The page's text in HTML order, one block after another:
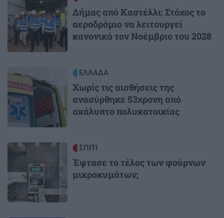
Δήμας από Καστέλλι: Στόχος το
αεροδρόμιο να λειτουργεί
κανονικά τον Νοέμβριο του 2028
Image ΕΛΛΑΔΑ
Χωρίς τις αισθήσεις της
ανασύρθηκε 53χρονη από
ακάλυπτο πολυκατοικίας
Image ΣΠΙΤΙ
Έφτασε το τέλος των φούρνων
μικροκυμάτων;